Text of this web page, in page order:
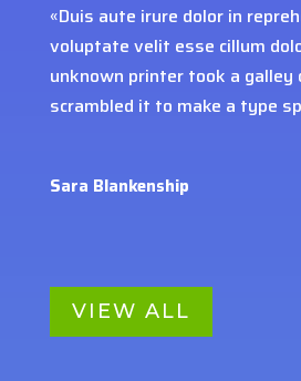
«Duis aute irure dolor in
voluptate velit esse cillum
unknown printer took a galley
scrambled it to make a type
Sara Blankenship
VIEW ALL